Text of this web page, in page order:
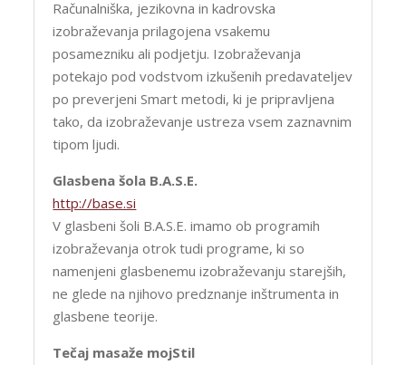
Računalniška, jezikovna in kadrovska
izobraževanja prilagojena vsakemu
posamezniku ali podjetju. Izobraževanja
potekajo pod vodstvom izkušenih predavateljev
po preverjeni Smart metodi, ki je pripravljena
tako, da izobraževanje ustreza vsem zaznavnim
tipom ljudi.
Glasbena šola B.A.S.E.
http://base.si
V glasbeni šoli B.A.S.E. imamo ob programih
izobraževanja otrok tudi programe, ki so
namenjeni glasbenemu izobraževanju starejših,
ne glede na njihovo predznanje inštrumenta in
glasbene teorije.
Tečaj masaže mojStil